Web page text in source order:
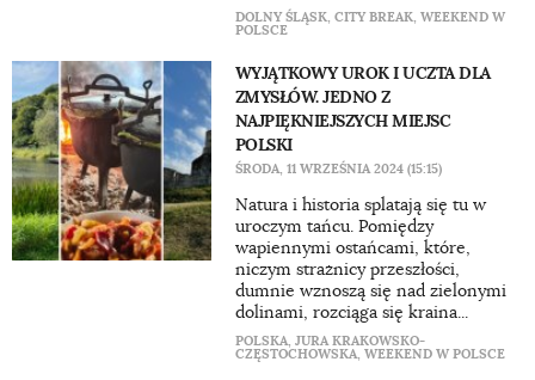
DOLNY ŚLĄSK, CITY BREAK, WEEKEND W
POLSCE
WYJĄTKOWY UROK I UCZTA DLA
ZMYSŁÓW. JEDNO Z
NAJPIĘKNIEJSZYCH MIEJSC
POLSKI
ŚRODA, 11 WRZEŚNIA 2024 (15:15)
Natura i historia splatają się tu w
uroczym tańcu. Pomiędzy
wapiennymi ostańcami, które,
niczym strażnicy przeszłości,
dumnie wznoszą się nad zielonymi
dolinami, rozciąga się kraina...
POLSKA, JURA KRAKOWSKO-
CZĘSTOCHOWSKA, WEEKEND W POLSCE